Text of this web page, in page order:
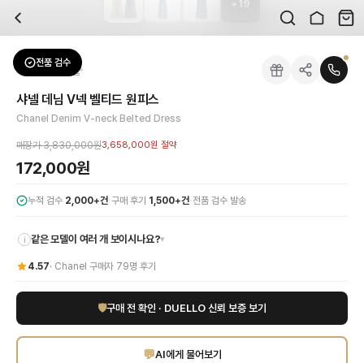
배송은 얼마나 걸리나요?
검수는 어떻게 진행되나요? 검수 사진을 받을 수 있나요?
전문 스태프가 실물 상품을 직접 확인한 후 검수 사진을 제공합니다. 가죽 재질,
교환이나 반품이 가능한가요?
수령 후 7일 이내 신청하시면 상품 하자, 사이즈 불일치, 고객 변심 모두 교환·반
네, 쿠폰과 적립금을 결제 시 함께 사용하실 수 있습니다. 적립금은 1,000원 이상
사이즈는 어떻게 선택하나요?
상품 상세의 사이즈 정보를 참고해 선택하시고, 사이즈 선택이 어려우시면 카카오
브랜드:
성별:여성
색상:블루
가격:172,000 원
샤넬의 품격이 담긴 데님 V넥 벨티드 원피스로 당신의 스타일을 완성하세요. 고
19
전품 검수
Chanel 원피스
샤넬 데님 V넥 벨티드 원피스
Chanel Denim V-neck Belted Dress
매장가3,830,000원3,658,000원 절약
172,000원
누적 검수 2,000+건·구매 후기 1,500+건· 전품 검수 발송
i 같은 모델이 여러 개 보이시나요?▾
4.57· Chanel 구매자 79명 후기
🛡구매 전 확인 · DUELLO 신뢰 보증 보기
💬AI에게 물어보기